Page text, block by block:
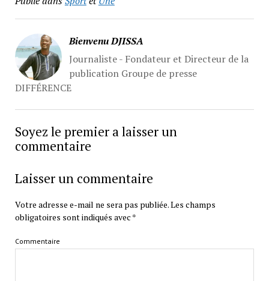
Bienvenu DJISSA
Journaliste - Fondateur et Directeur de la
publication Groupe de presse
DIFFÉRENCE
Soyez le premier a laisser un
commentaire
Laisser un commentaire
Votre adresse e-mail ne sera pas publiée.Les champs
obligatoires sont indiqués avec *
Commentaire